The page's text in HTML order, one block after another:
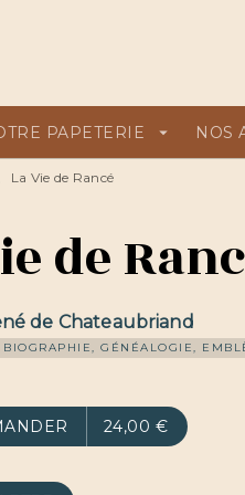
PAPETERIE arrow_drop_down NOS
La Vie de Rancé
de
de Chateaubriand
BIOGRAPHIE, GÉNÉALOGIE,
24,00 €